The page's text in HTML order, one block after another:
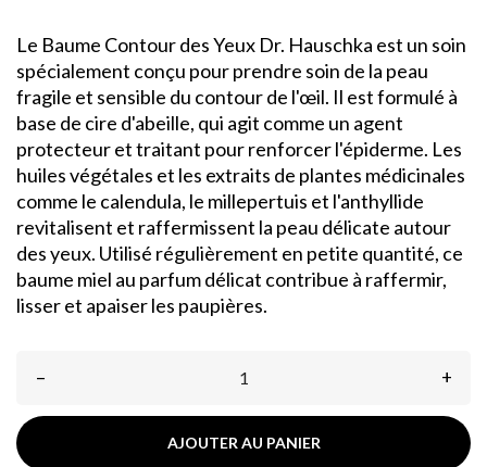
Le Baume Contour des Yeux Dr. Hauschka est un soin
spécialement conçu pour prendre soin de la peau
fragile et sensible du contour de l'œil. Il est formulé à
base de cire d'abeille, qui agit comme un agent
protecteur et traitant pour renforcer l'épiderme. Les
huiles végétales et les extraits de plantes médicinales
comme le calendula, le millepertuis et l'anthyllide
revitalisent et raffermissent la peau délicate autour
des yeux. Utilisé régulièrement en petite quantité, ce
baume miel au parfum délicat contribue à raffermir,
lisser et apaiser les paupières.
– +
AJOUTER AU PANIER